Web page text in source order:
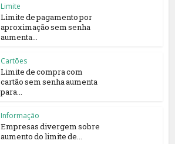
Limite
Limite de pagamento por
aproximação sem senha
aumenta...
Cartões
Limite de compra com
cartão sem senha aumenta
para...
Informação
Empresas divergem sobre
aumento do limite de...